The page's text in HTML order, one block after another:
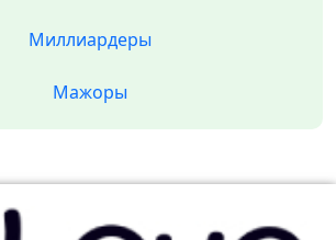
Миллиардеры
Мажоры